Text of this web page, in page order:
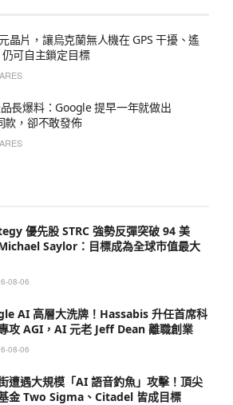
晶片，讓烏克蘭無人機在 GPS 干擾、遙
可自主鎖定目標
長爆料：Google 提早一年就做出
款，卻不敢發佈
優先股 STRC 強勢反彈突破 94 美
Saylor：目標成為全球市值最大
08-06
AI 高層大洗牌！Hassabis 升任首席科
攻 AGI，AI 元老 Jeff Dean 離職創業
08-06
遭遇大規模「AI 語音釣魚」攻擊！頂尖
金 Two Sigma、Citadel 皆成目標